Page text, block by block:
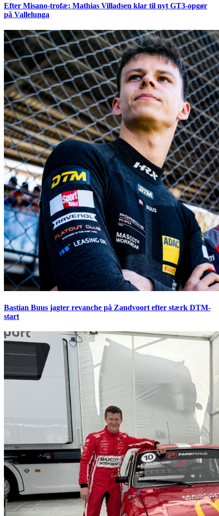
Efter Misano-trofæ: Mathias Villadsen klar til nyt GT3-opgør
på Vallelunga
Bastian Buus jagter revanche på Zandvoort efter stærk DTM-
start